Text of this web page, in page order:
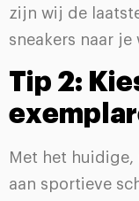
zijn wij de
sneakers naar je
Tip 2:
Met het
aan sportieve